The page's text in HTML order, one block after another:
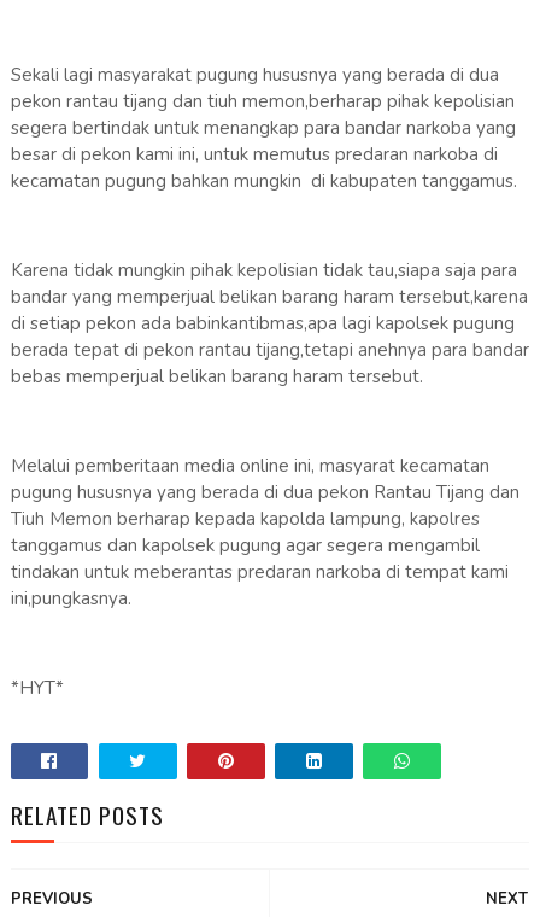
Sekali lagi masyarakat pugung hususnya yang berada di dua
pekon rantau tijang dan tiuh memon,berharap pihak kepolisian
segera bertindak untuk menangkap para bandar narkoba yang
besar di pekon kami ini, untuk memutus predaran narkoba di
kecamatan pugung bahkan mungkin di kabupaten tanggamus.
Karena tidak mungkin pihak kepolisian tidak tau,siapa saja para
bandar yang memperjual belikan barang haram tersebut,karena
di setiap pekon ada babinkantibmas,apa lagi kapolsek pugung
berada tepat di pekon rantau tijang,tetapi anehnya para bandar
bebas memperjual belikan barang haram tersebut.
Melalui pemberitaan media online ini, masyarat kecamatan
pugung hususnya yang berada di dua pekon Rantau Tijang dan
Tiuh Memon berharap kepada kapolda lampung, kapolres
tanggamus dan kapolsek pugung agar segera mengambil
tindakan untuk meberantas predaran narkoba di tempat kami
ini,pungkasnya.
*HYT*
RELATED POSTS
NEXT
PREVIOUS